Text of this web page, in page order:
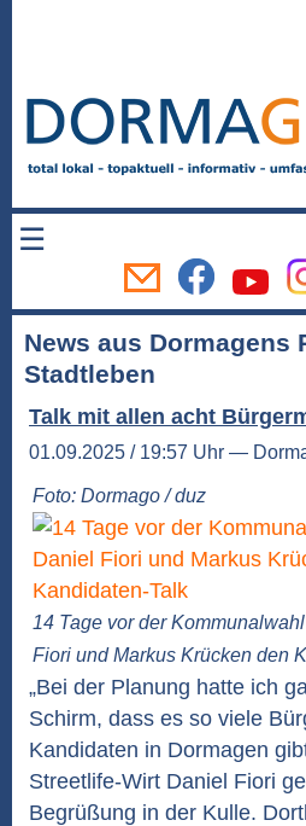
☰
News aus Dormagens
Stadtleben
Talk mit allen acht
01.09.2025 / 19:57 Uhr —
Foto: Dormago / duz
14 Tage vor der
Fiori und Markus Krücken den
„Bei der Planung hatte ich
Schirm, dass es so viele
Kandidaten in Dormagen
Streetlife-Wirt Daniel Fiori
Begrüßung in der Kulle.